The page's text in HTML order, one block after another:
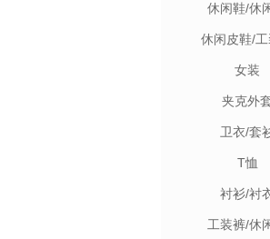
休闲鞋/休
休闲皮鞋/
女装
夹克外
卫衣/套
T恤
衬衫/衬
工装裤/休